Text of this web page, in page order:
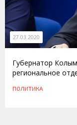
27.03.2020
Губернатор
региональное
ПОЛИТИКА